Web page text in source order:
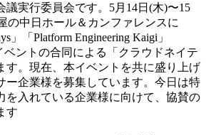
議実行委員会です。5月14日(木)〜15
の中日ホール＆カンファレンスに
」「Platform Engineering Kaigi」
ベントの合同による「クラウドネイテ
す。現在、本イベントを共に盛り上げ
ー企業様を募集しています。今日は特
を入れている企業様に向けて、協賛の
す